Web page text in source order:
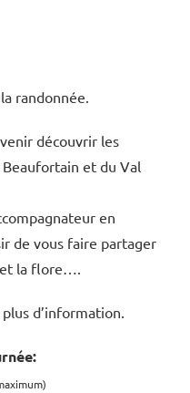
randonnée.
découvrir les
et du Val
en
de vous faire partager
et la flore….
d’information.